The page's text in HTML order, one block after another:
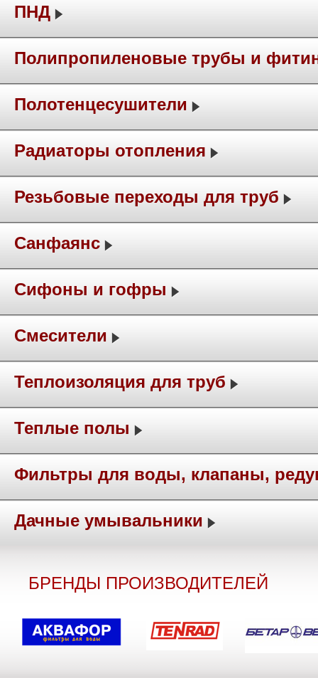
ПНД
Полипропиленовые трубы и
Полотенцесушители
Радиаторы отопления
Резьбовые переходы для труб
Санфаянс
Сифоны и гофры
Смесители
Теплоизоляция для труб
Теплые полы
Фильтры для воды, клапаны,
Дачные умывальники
БРЕНДЫ ПРОИЗВОДИТЕЛЕЙ